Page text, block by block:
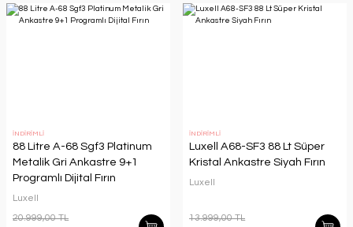
İNDİRİMLİ
88 Litre A-68 Sgf3 Platinum
Metalik Gri Ankastre 9+1
Programlı Dijital Fırın
Luxell
20.999,00 TL
İNDİRİMLİ
Luxell A68-SF3 88 Lt Süper
Kristal Ankastre Siyah Fırın
Luxell
13.999,00 TL